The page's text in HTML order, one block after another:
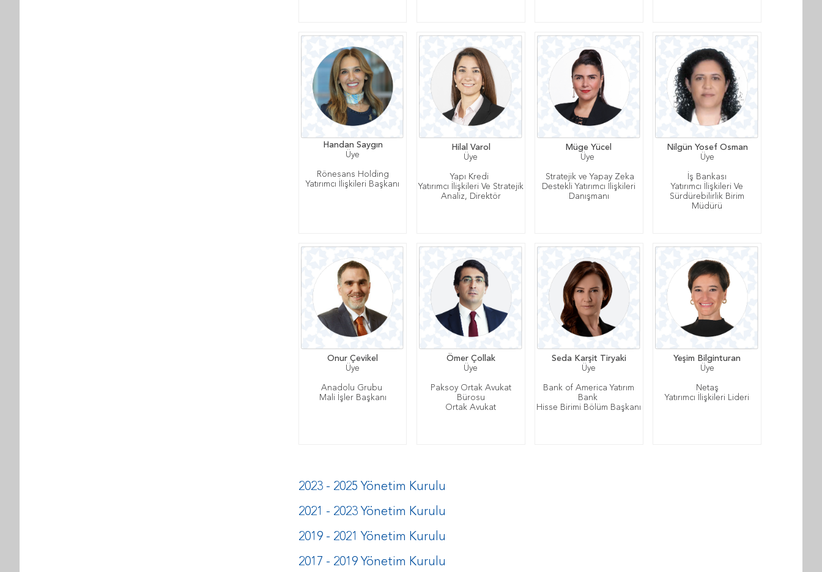
Handan Saygın
Üye
Rönesans Holding
Yatırımcı İlişkileri Başkanı
Hilal Varol
Üye
Yapı Kredi
Yatırımcı İlişkileri Ve Stratejik
Analiz, Direktör
Müge Yücel
Üye
Stratejik ve Yapay Zeka
Destekli Yatırımcı İlişkileri
Danışmanı
Nilgün Yosef Osman
Üye
İş Bankası
Yatırımcı İlişkileri Ve
Sürdürebilirlik Birim
Müdürü
Onur Çevikel
Üye
Anadolu Grubu
Mali İşler Başkanı
Ömer Çollak
Üye
Paksoy Ortak Avukat
Bürosu
Ortak Avukat
Seda Karşit Tiryaki
Üye
Bank of America Yatırım
Bank
Hisse Birimi Bölüm Başkanı
Yeşim Bilginturan
Üye
Netaş
Yatırımcı İlişkileri Lideri
2023 - 2025 Yönetim Kurulu
2021 - 2023 Yönetim Kurulu
2019 - 2021 Yönetim Kurulu
2017 - 2019 Yönetim Kurulu